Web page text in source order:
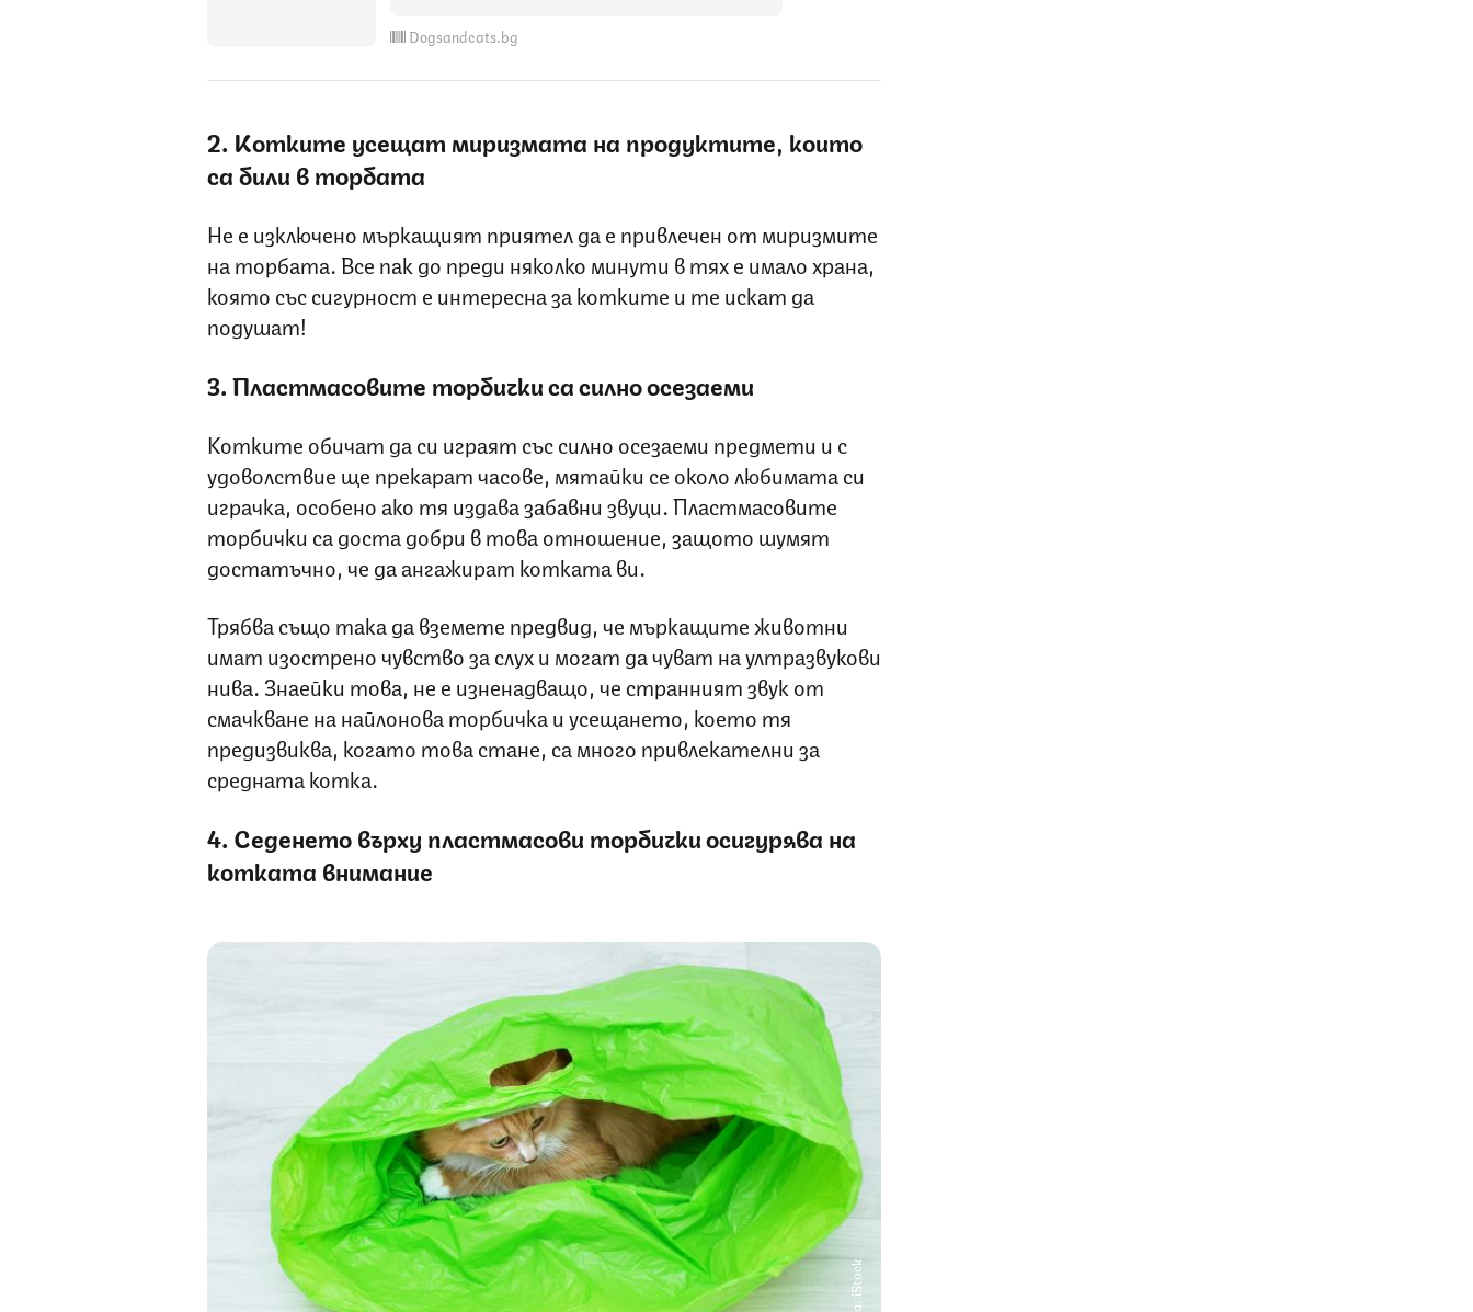
Dogsandcats.bg
2. Котките усещат миризмата на продуктите, които
са били в торбата
Не е изключено мъркащият приятел да е привлечен от миризмите
на торбата. Все пак до преди няколко минути в тях е имало храна,
която със сигурност е интересна за котките и те искат да
подушат!
3. Пластмасовите торбички са силно осезаеми
Котките обичат да си играят със силно осезаеми предмети и с
удоволствие ще прекарат часове, мятайки се около любимата си
играчка, особено ако тя издава забавни звуци. Пластмасовите
торбички са доста добри в това отношение, защото шумят
достатъчно, че да ангажират котката ви.
Трябва също така да вземете предвид, че мъркащите животни
имат изострено чувство за слух и могат да чуват на ултразвукови
нива. Знаейки това, не е изненадващо, че странният звук от
смачкване на найлонова торбичка и усещането, което тя
предизвиква, когато това стане, са много привлекателни за
средната котка.
4. Седенето върху пластмасови торбички осигурява на
котката внимание